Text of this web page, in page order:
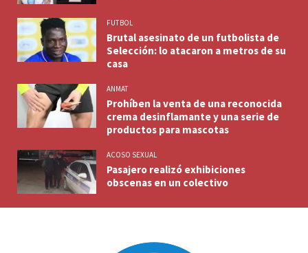
FUTBOL
Brutal asesinato de un futbolista de
Selección: lo atacaron a metros de su
casa
ANMAT
Prohíben la venta de una reconocida
crema desinflamante y una serie de
productos para mascotas
ACOSO SEXUAL
Pasajero realizó exhibiciones
obscenas en un colectivo